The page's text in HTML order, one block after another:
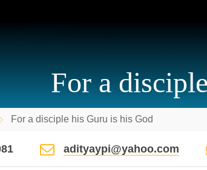
For a
For a disciple his Guru is his God
adityaypi@yahoo.com